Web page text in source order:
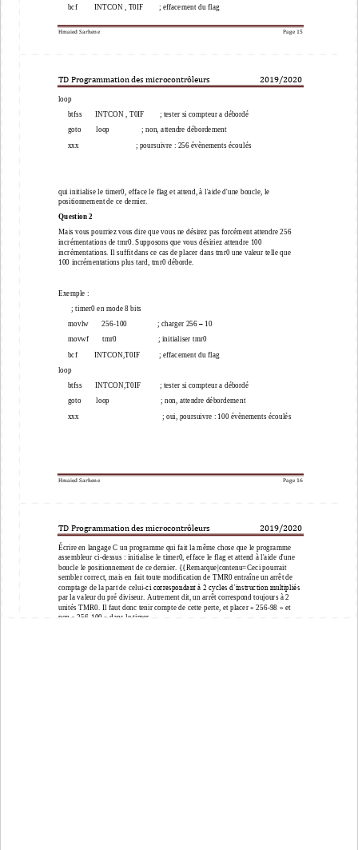
Hmaied Sarhene Page 15
bcf
INTCON , T0IF        ; effacement du flag
TD Programmation des microcontrôleurs                          2019/2020
Hmaied Sarhene Page 16
loop
btfss       INTCON , T0IF        ; tester si compteur a débordé
goto        loop                 ; non, attendre débordement
xxx                              ; poursuivre : 256 évènements écoulés
qui initialise le timer0, efface le flag et attend, à l'aide d'une boucle, le
positionnement de ce dernier.
Question 2
Mais vous pourriez vous dire que vous ne désirez pas forcément attendre 256
incrémentations de tmr0. Supposons que vous désiriez attendre 100
incrémentations. Il suffit dans ce cas de placer dans tmr0 une valeur telle que
100 incrémentations plus tard, tmr0 déborde.
Exemple :
; timer0 en mode 8 bits
movlw       256-100 ; charger 256 – 10
movwf
tmr0
; initialiser tmr0
bcf         INTCON,T0IF          ; effacement du flag
loop
btfss       INTCON,T0IF          ; tester si compteur a débordé
goto        loop
; non, attendre débordement
xxx
; oui, poursuivre : 100 évènements écoulés
TD Programmation des microcontrôleurs                          2019/2020
Écrire en langage C un programme qui fait la même chose que le programme
assembleur ci-dessus : initialise le timer0, efface le flag et attend à l'aide d'une
boucle le positionnement de ce dernier. {{Remarque|contenu=Ceci pourrait
sembler correct, mais en fait toute modification de TMR0 entraîne un arrêt de
comptage de la part de celui-ci correspondant à 2 cycles d’instruction multipliés
par la valeur du pré diviseur. Autrement dit, un arrêt correspond toujours à 2
unités TMR0. Il faut donc tenir compte de cette perte, et placer « 256-98 » et
non « 256 100 » dans le timer.